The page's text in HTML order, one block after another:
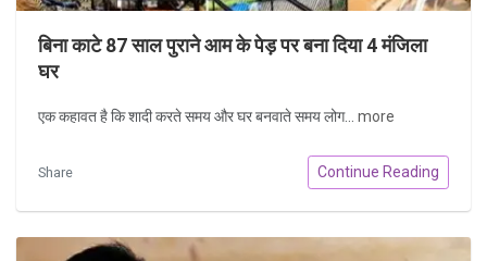
बिना काटे 87 साल पुराने आम के पेड़ पर बना दिया 4 मंजिला
घर
एक कहावत है कि शादी करते समय और घर बनवाते समय लोग... more
Share Continue Reading